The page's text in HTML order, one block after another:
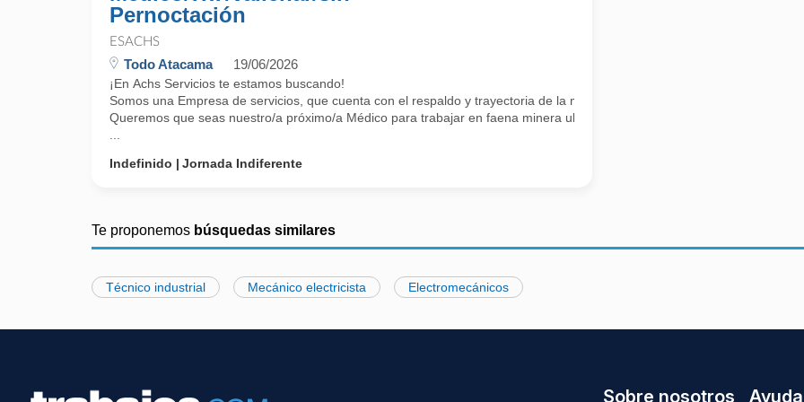
Pernoctación
ESACHS
Todo Atacama 19/06/2026
¡En Achs Servicios te estamos buscando!
Somos una Empresa de servicios, que cuenta con el respaldo y trayectoria de la mutualidad líder en Chile. Nuestra
Queremos que seas nuestro/a próximo/a Médico para trabajar en faena minera ubicada en la Región de Atacama,
Indefinido
Jornada Indiferente
Te proponemos búsquedas similares
Técnico industrial Mecánico electricista Electromecánicos
Sobre nosotros Ayuda